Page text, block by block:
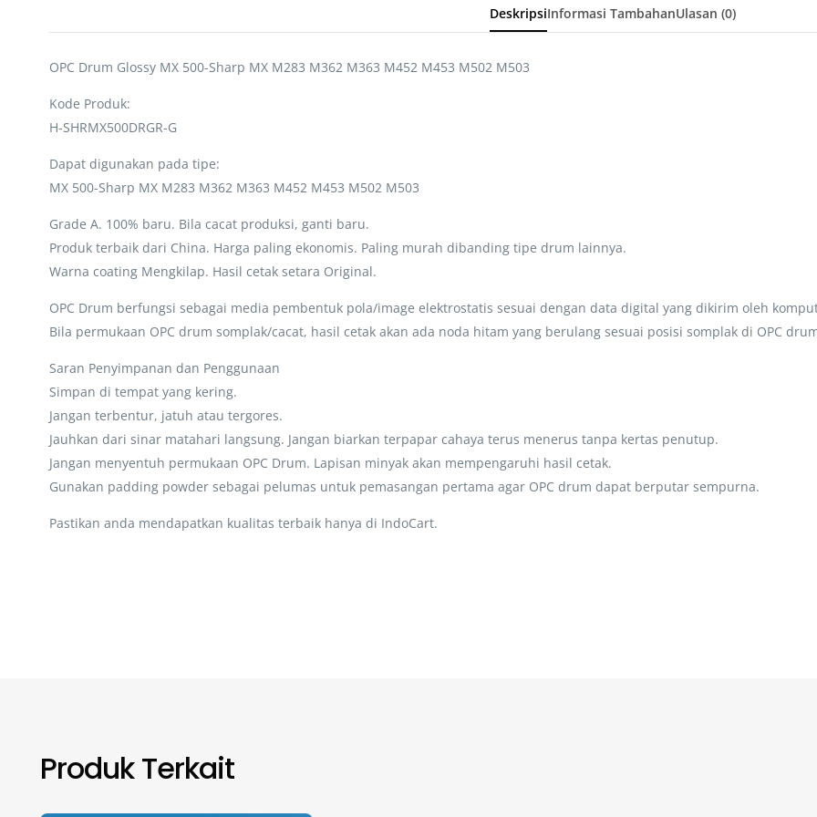
DeskripsiInformasi TambahanUlasan (0)
OPC Drum Glossy MX 500-Sharp MX M283 M362 M363 M452 M453 M502 M503
Kode Produk:
H-SHRMX500DRGR-G
Dapat digunakan pada tipe:
MX 500-Sharp MX M283 M362 M363 M452 M453 M502 M503
Grade A. 100% baru. Bila cacat produksi, ganti baru.
Produk terbaik dari China. Harga paling ekonomis. Paling murah dibanding tipe drum lainnya.
Warna coating Mengkilap. Hasil cetak setara Original.
OPC Drum berfungsi sebagai media pembentuk pola/image elektrostatis sesuai dengan data digital yang dikirim oleh
Bila permukaan OPC drum somplak/cacat, hasil cetak akan ada noda hitam yang berulang sesuai posisi somplak di OPC
Saran Penyimpanan dan Penggunaan
Simpan di tempat yang kering.
Jangan terbentur, jatuh atau tergores.
Jauhkan dari sinar matahari langsung. Jangan biarkan terpapar cahaya terus menerus tanpa kertas penutup.
Jangan menyentuh permukaan OPC Drum. Lapisan minyak akan mempengaruhi hasil cetak.
Gunakan padding powder sebagai pelumas untuk pemasangan pertama agar OPC drum dapat berputar sempurna.
Pastikan anda mendapatkan kualitas terbaik hanya di IndoCart.
Produk Terkait